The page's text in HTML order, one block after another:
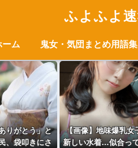
ふよふよ速
ーム 鬼女・気団まとめ用語集
りがとう」と
、袋叩きにさ
【画像】地味爆乳女
新しい水着…似合って